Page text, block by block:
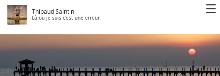
Thibaud Saintin
Là où je suis c'est une erreur